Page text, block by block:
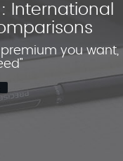
International
premium you want,